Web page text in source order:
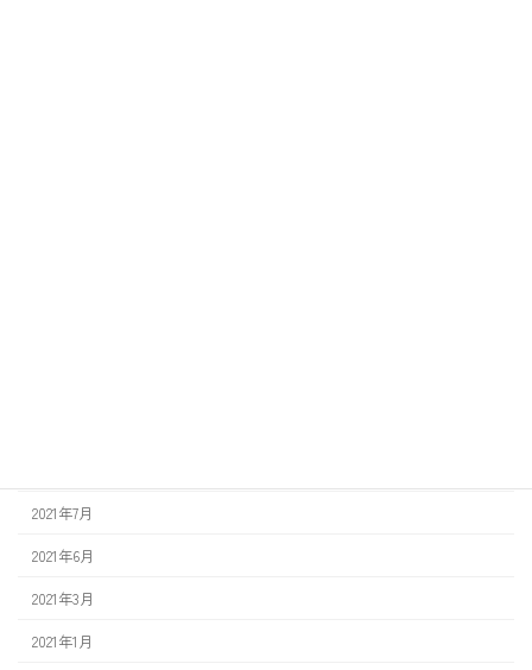
2021年7月
2021年6月
2021年3月
2021年1月